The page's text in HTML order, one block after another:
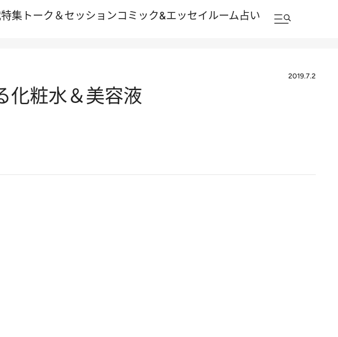
特集 トーク＆セッションコミック&エッセイルーム占い
2019.7.2
化粧水＆美容液